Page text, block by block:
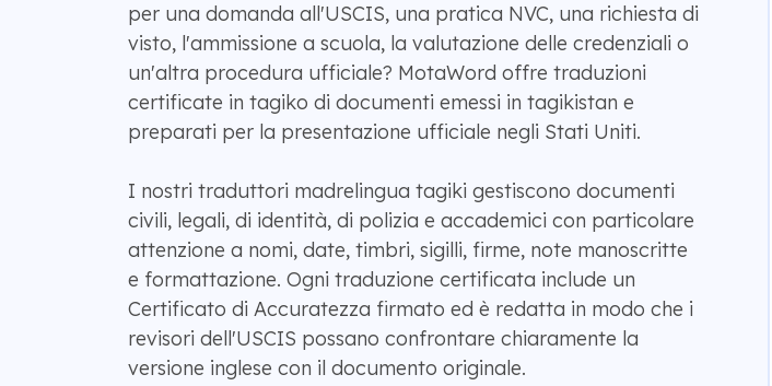
per una domanda all'USCIS, una pratica NVC, una richiesta di
visto, l'ammissione a scuola, la valutazione delle credenziali o
un'altra procedura ufficiale? MotaWord offre traduzioni
certificate in tagiko di documenti emessi in tagikistan e
preparati per la presentazione ufficiale negli Stati Uniti.
I nostri traduttori madrelingua tagiki gestiscono documenti
civili, legali, di identità, di polizia e accademici con particolare
attenzione a nomi, date, timbri, sigilli, firme, note manoscritte
e formattazione. Ogni traduzione certificata include un
Certificato di Accuratezza firmato ed è redatta in modo che i
revisori dell'USCIS possano confrontare chiaramente la
versione inglese con il documento originale.